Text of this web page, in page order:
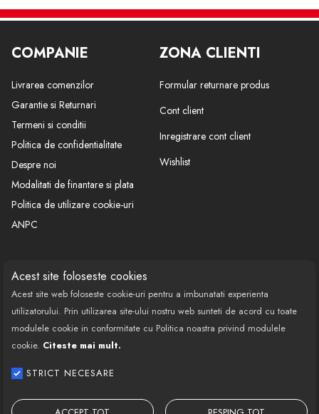
Acest site foloseste cookies
Acest site web foloseste cookie-uri pentru a imbunatati experienta
utilizatorului. Prin utilizarea site-ului nostru web sunteti de acord cu toate
modulele cookie in conformitate cu Politica noastra privind modulele
cookie. Citeste mai mult.
STRICT NECESARE
COMPANIE
Livrarea comenzilor
Garantie si Returnari
Termeni si conditii
Politica de confidentialitate
Despre noi
Modalitati de finantare si plata
Politica de utilizare cookie-uri
ANPC
ZONA CLIENTI
Formular returnare produs
Cont client
Inregistrare cont client
Wishlist
CONTACT
Call Center: 0377 100 941
Program de lucru: Luni-Vineri
08:00 - 18:00
Email: contact@bestautovest.ro
SRL CUI: 32372789, Reg.Com.: